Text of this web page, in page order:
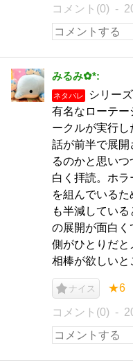
コメント(0)
みるみ✿*:
ネタバレ
シリー
有名なローテー
ークルが実行し
話が前半で展開
るのかと思い
白く拝読。ホ
を組んでいる
も半減してい
の展開が面白
側がひとりだと
相棒が欲しいと
ナイス ★6
コメント(0)